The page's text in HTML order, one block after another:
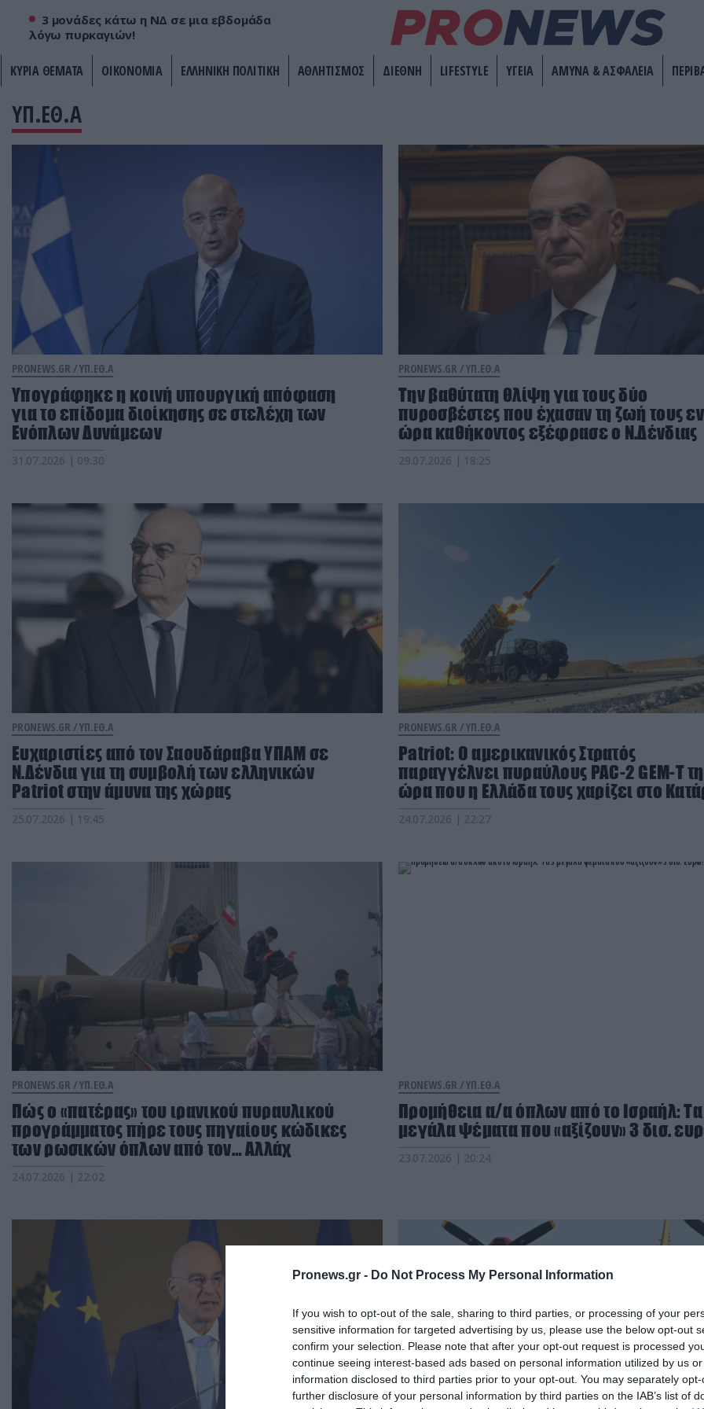
Pronews.gr - Do Not Process My Personal Information
If you wish to opt-out of the sale, sharing to third parties, or processing of your
sensitive information for targeted advertising by us, please use the below opt-out
confirm your selection. Please note that after your opt-out request is processed
continue seeing interest-based ads based on personal information utilized by us
information disclosed to third parties prior to your opt-out. You may separately
further disclosure of your personal information by third parties on the IAB’s list of
3 μονάδες κάτω η ΝΔ σε μια εβδομάδα
λόγω πυρκαγιών!
ΚΥΡΙΑ ΘΕΜΑΤΑ ΟΙΚΟΝΟΜΙΑ ΕΛΛΗΝΙΚΗ ΠΟΛΙΤΙΚΗ ΑΘΛΗΤΙΣΜΟΣ ΔΙΕΘΝΗ LIFESTYLE ΥΓΕΙΑ ΑΜΥΝΑ & ΑΣΦΑΛΕΙΑ
ΥΠ.ΕΘ.Α
PRONEWS.GR /ΥΠ.ΕΘ.Α
Υπογράφηκε η κοινή υπουργική απόφαση
για το επίδομα διοίκησης σε στελέχη των
Ενόπλων Δυνάμεων
31.07.2026 | 09:30
PRONEWS.GR /ΥΠ.ΕΘ.Α
Την βαθύτατη θλίψη για τους δύο
πυροσβέστες που έχασαν τη ζωή τους εν
ώρα καθήκοντος εξέφρασε ο Ν.Δένδιας
29.07.2026 | 18:25
PRONEWS.GR /ΥΠ.ΕΘ.Α
Ευχαριστίες από τον Σαουδάραβα ΥΠΑΜ σε
Ν.Δένδια για τη συμβολή των ελληνικών
Patriot στην άμυνα της χώρας
25.07.2026 | 19:45
PRONEWS.GR /ΥΠ.ΕΘ.Α
Patriot: Ο αμερικανικός Στρατός
παραγγέλνει πυραύλους PAC-2 GEM-T
ώρα που η Ελλάδα τους χαρίζει στο
24.07.2026 | 22:27
PRONEWS.GR /ΥΠ.ΕΘ.Α
Πώς ο «πατέρας» του ιρανικού πυραυλικού
προγράμματος πήρε τους πηγαίους κώδικες
των ρωσικών όπλων από τον… Αλλάχ
24.07.2026 | 22:02
PRONEWS.GR /ΥΠ.ΕΘ.Α
Προμήθεια α/α όπλων από το Ισραήλ:
μεγάλα ψέματα που «αξίζουν» 3 δισ.
23.07.2026 | 20:24